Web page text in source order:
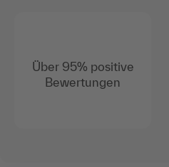
Über 95% positive
Bewertungen